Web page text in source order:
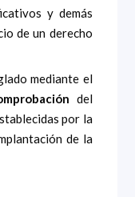
y demás
de un derecho
mediante el
del
por la
de la